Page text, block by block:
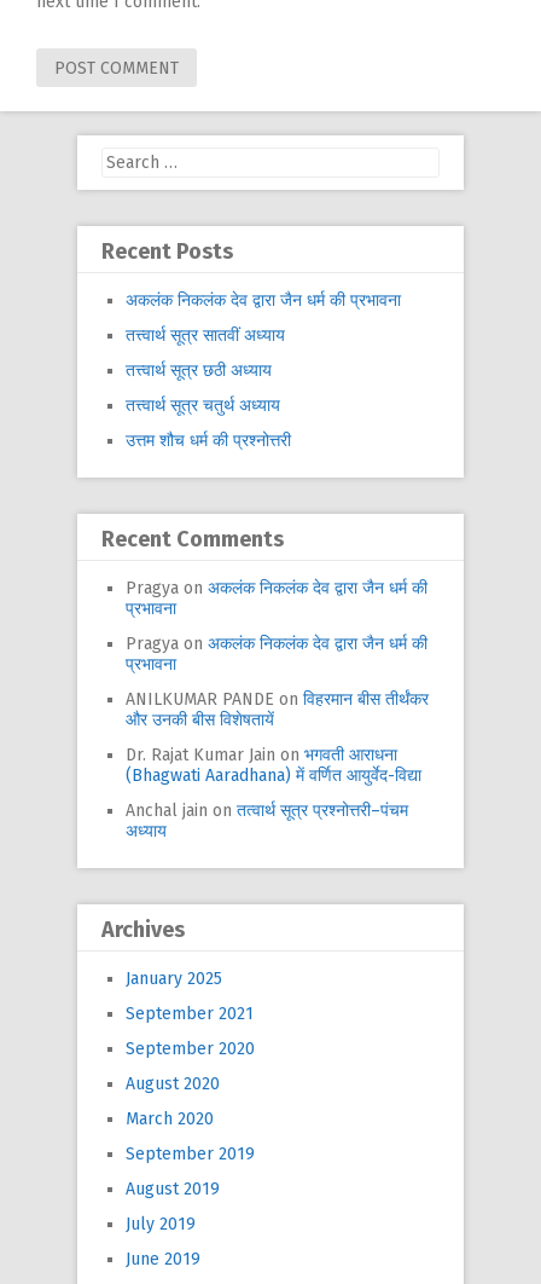
Search
Recent Posts
अकलंक निकलंक देव द्वारा जैन धर्म की प्रभावना
तत्त्वार्थ सूत्र सातवीं अध्याय
तत्त्वार्थ सूत्र छठी अध्याय
तत्त्वार्थ सूत्र चतुर्थ अध्याय
उत्तम शौच धर्म की प्रश्नोत्तरी
Recent Comments
Pragya on अकलंक निकलंक देव द्वारा जैन धर्म की
प्रभावना
Pragya on अकलंक निकलंक देव द्वारा जैन धर्म की
प्रभावना
ANILKUMAR PANDE on विहरमान बीस तीर्थंकर
और उनकी बीस विशेषतायें
Dr. Rajat Kumar Jain on भगवती आराधना
(Bhagwati Aaradhana) में वर्णित आयुर्वेद-विद्या
Anchal jain on तत्वार्थ सूत्र प्रश्नोत्तरी–पंचम
अध्याय
Archives
January 2025
September 2021
September 2020
August 2020
March 2020
September 2019
August 2019
July 2019
June 2019